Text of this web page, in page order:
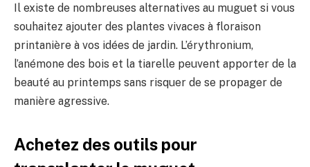
Il existe de nombreuses alternatives au muguet si vous
souhaitez ajouter des plantes vivaces à floraison
printanière à vos idées de jardin. L’érythronium,
l’anémone des bois et la tiarelle peuvent apporter de la
beauté au printemps sans risquer de se propager de
manière agressive.
Achetez des outils pour